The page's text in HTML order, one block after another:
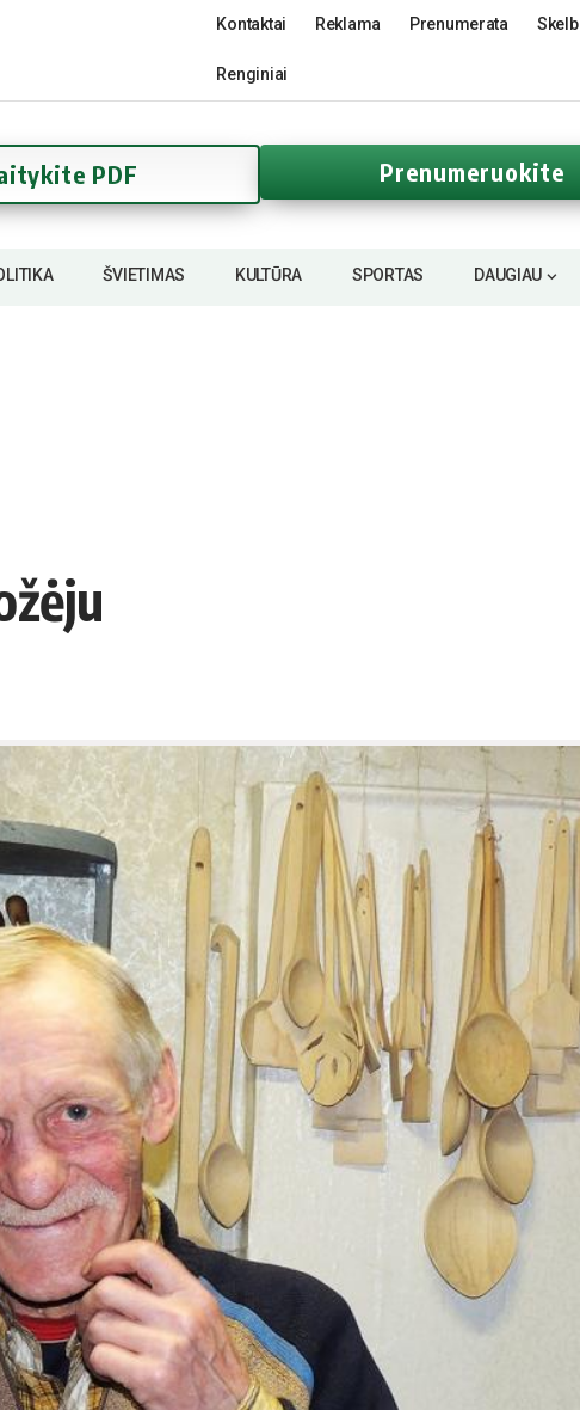
Kontaktai Reklama Prenumerata
Renginiai
PDF Prenumeruokite
ŠVIETIMAS KULTŪRA SPORTAS DAUGIAU